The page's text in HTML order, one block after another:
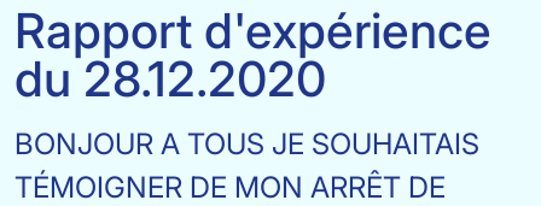
Rapport d'expérience
du 28.12.2020
BONJOUR A TOUS JE SOUHAITAIS
TÉMOIGNER DE MON ARRÊT DE